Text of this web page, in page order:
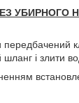
передбачений
і злити